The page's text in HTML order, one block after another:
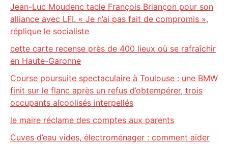
Jean-Luc Moudenc tacle François Briançon pour son
alliance avec LFI. « Je n’ai pas fait de compromis »,
réplique le socialiste
cette carte recense près de 400 lieux où se rafraîchir
en Haute-Garonne
Course poursuite spectaculaire à Toulouse : une BMW
finit sur le flanc après un refus d’obtempérer, trois
occupants alcoolisés interpellés
le maire réclame des comptes aux parents
Cuves d’eau vides, électroménager : comment aider